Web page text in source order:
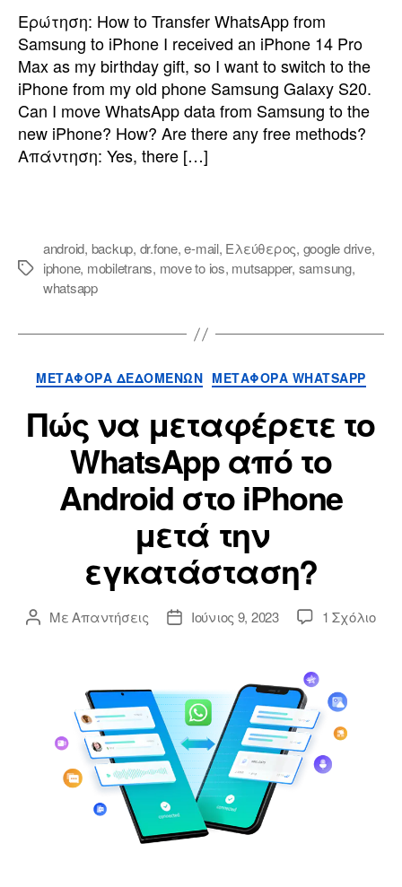
Ερώτηση: How to Transfer WhatsApp from
Samsung to iPhone I received an iPhone 14 Pro
Max as my birthday gift, so I want to switch to the
iPhone from my old phone Samsung Galaxy S20.
Can I move WhatsApp data from Samsung to the
new iPhone? How? Are there any free methods?
Απάντηση: Yes, there […]
android, backup, dr.fone,e-mail, Ελεύθερος, google drive,
iphone, mobiletrans, move to ios, mutsapper, samsung,
whatsapp
ΜΕΤΑΦΟΡΆ ΔΕΔΟΜΈΝΩΝ ΜΕΤΑΦΟΡΆ WHATSAPP
Πώς να μεταφέρετε το
WhatsApp από το
Android στο iPhone
μετά την
εγκατάσταση?
ΜεΑπαντήσεις Ιούνιος 9, 2023 1 Σχόλιο